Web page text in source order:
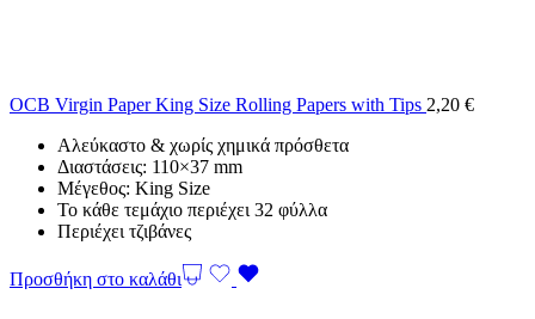
OCB Virgin Paper King Size Rolling Papers with Tips 2,20 €
Αλεύκαστο & χωρίς χημικά πρόσθετα
Διαστάσεις: 110×37 mm
Μέγεθος: King Size
Το κάθε τεμάχιο περιέχει 32 φύλλα
Περιέχει τζιβάνες
Προσθήκη στο καλάθι